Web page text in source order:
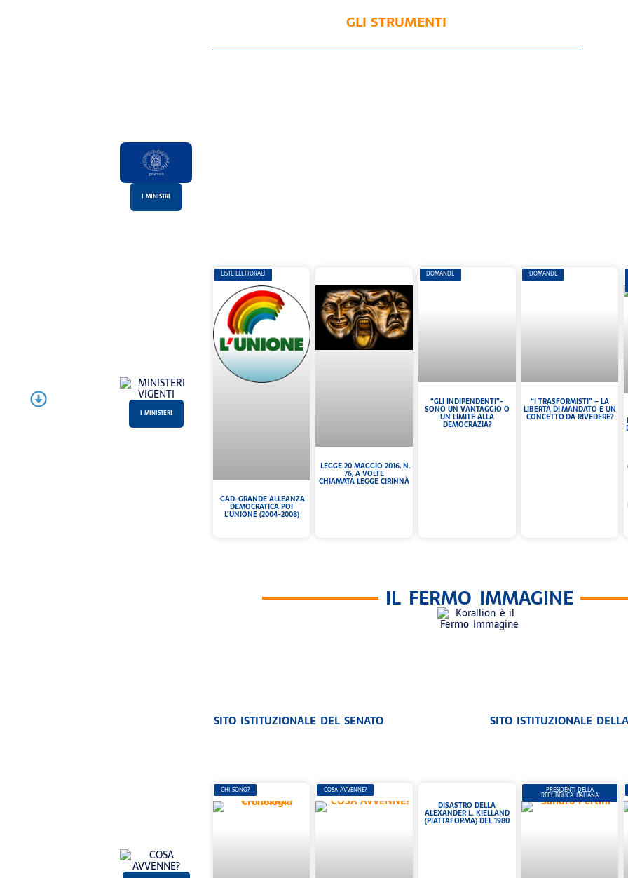
GLI STRUMENTI
I MINISTRI
I MINISTERI
LISTE ELETTORALI
GAD-GRANDE ALLEANZA
DEMOCRATICA POI
L’UNIONE (2004-2008)
LEGGE 20 MAGGIO 2016, N.
76, A VOLTE
CHIAMATA LEGGE CIRINNÀ
DOMANDE
“GLI INDIPENDENTI”-
SONO UN VANTAGGIO O
UN LIMITE ALLA
DEMOCRAZIA?
DOMANDE
“I TRASFORMISTI” – LA
LIBERTÀ DI MANDATO È UN
CONCETTO DA RIVEDERE?
IL FERMO IMMAGINE
SITO ISTITUZIONALE DEL SENATO SITO ISTITUZIONALE
CHI SONO? COSA AVVENNE?
DISASTRO DELLA
ALEXANDER L. KIELLAND
(PIATTAFORMA) DEL 1980
PRESIDENTI DELLA
REPUBBLICA ITALIANA